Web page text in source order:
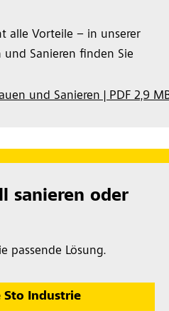
alle Vorteile – in unserer
und Sanieren finden Sie
und Sanieren | PDF 2,9
sanieren oder
passende Lösung.
Sto Industrie